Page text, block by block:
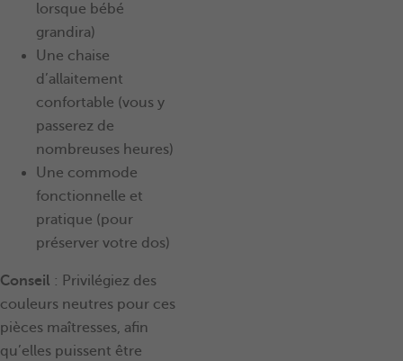
lorsque bébé
grandira)
Une chaise
d’allaitement
confortable (vous y
passerez de
nombreuses heures)
Une commode
fonctionnelle et
pratique (pour
préserver votre dos)
Conseil : Privilégiez des
couleurs neutres pour ces
pièces maîtresses, afin
qu’elles puissent être